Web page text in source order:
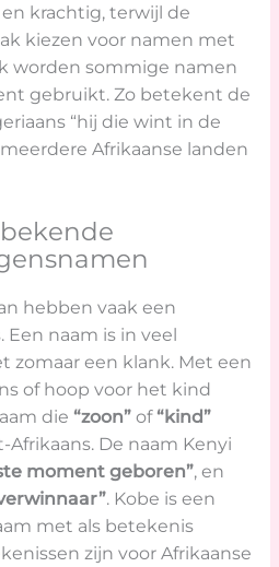
krachtig, terwijl de
kiezen voor namen met
worden sommige namen
gebruikt. Zo betekent de
“hij die wint in de
Afrikaanse landen
hebben vaak een
naam is in veel
zomaar een klank. Met een
of hoop voor het kind
die “zoon”of “kind”
De naam Kenyi
moment geboren”, en
. Kobe is een
met als betekenis
zijn voor Afrikaanse